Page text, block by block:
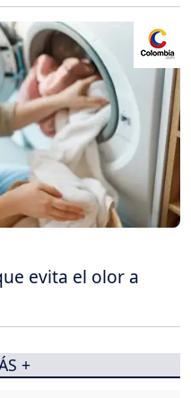
evita el olor a
+